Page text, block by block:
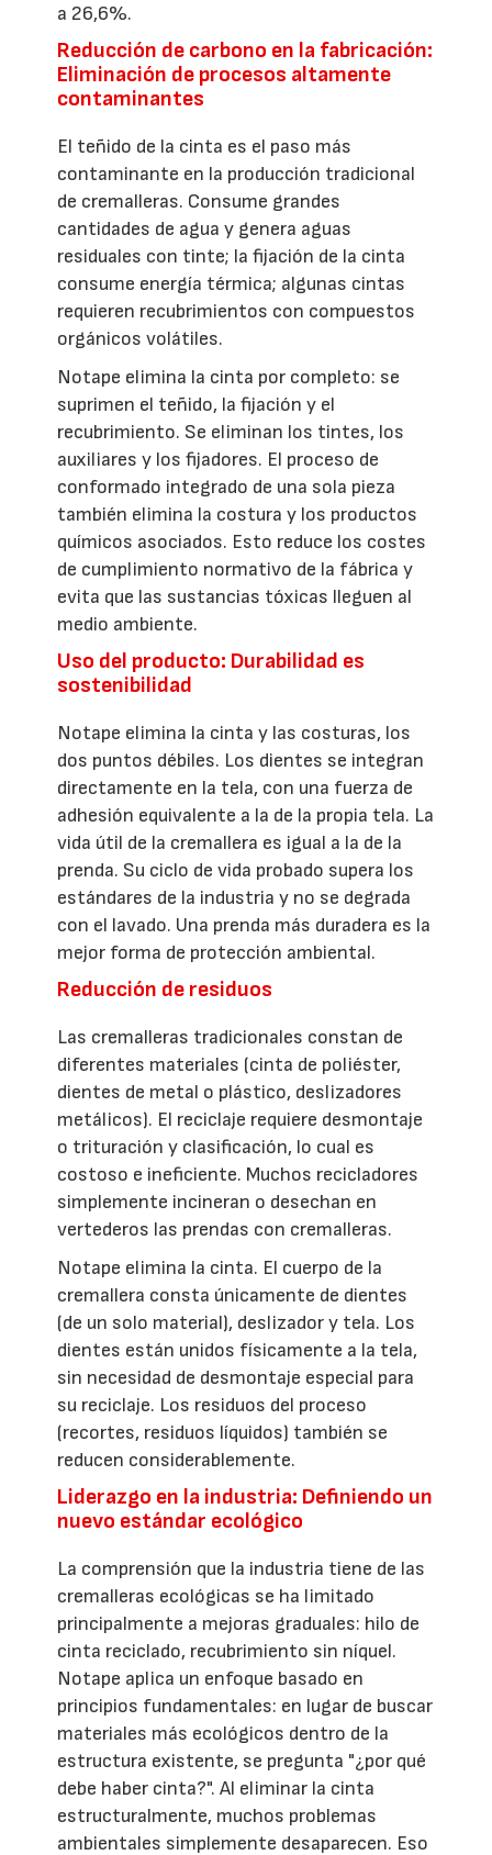
a 26,6%.
Reducción de carbono en la fabricación:
Eliminación de procesos altamente
contaminantes
El teñido de la cinta es el paso más
contaminante en la producción tradicional
de cremalleras. Consume grandes
cantidades de agua y genera aguas
residuales con tinte; la fijación de la cinta
consume energía térmica; algunas cintas
requieren recubrimientos con compuestos
orgánicos volátiles.
Notape elimina la cinta por completo: se
suprimen el teñido, la fijación y el
recubrimiento. Se eliminan los tintes, los
auxiliares y los fijadores. El proceso de
conformado integrado de una sola pieza
también elimina la costura y los productos
químicos asociados. Esto reduce los costes
de cumplimiento normativo de la fábrica y
evita que las sustancias tóxicas lleguen al
medio ambiente.
Uso del producto: Durabilidad es
sostenibilidad
Notape elimina la cinta y las costuras, los
dos puntos débiles. Los dientes se integran
directamente en la tela, con una fuerza de
adhesión equivalente a la de la propia tela. La
vida útil de la cremallera es igual a la de la
prenda. Su ciclo de vida probado supera los
estándares de la industria y no se degrada
con el lavado. Una prenda más duradera es la
mejor forma de protección ambiental.
Reducción de residuos
Las cremalleras tradicionales constan de
diferentes materiales (cinta de poliéster,
dientes de metal o plástico, deslizadores
metálicos). El reciclaje requiere desmontaje
o trituración y clasificación, lo cual es
costoso e ineficiente. Muchos recicladores
simplemente incineran o desechan en
vertederos las prendas con cremalleras.
Notape elimina la cinta. El cuerpo de la
cremallera consta únicamente de dientes
(de un solo material), deslizador y tela. Los
dientes están unidos físicamente a la tela,
sin necesidad de desmontaje especial para
su reciclaje. Los residuos del proceso
(recortes, residuos líquidos) también se
reducen considerablemente.
Liderazgo en la industria: Definiendo un
nuevo estándar ecológico
La comprensión que la industria tiene de las
cremalleras ecológicas se ha limitado
principalmente a mejoras graduales: hilo de
cinta reciclado, recubrimiento sin níquel.
Notape aplica un enfoque basado en
principios fundamentales: en lugar de buscar
materiales más ecológicos dentro de la
estructura existente, se pregunta "¿por qué
debe haber cinta?". Al eliminar la cinta
estructuralmente, muchos problemas
ambientales simplemente desaparecen. Eso